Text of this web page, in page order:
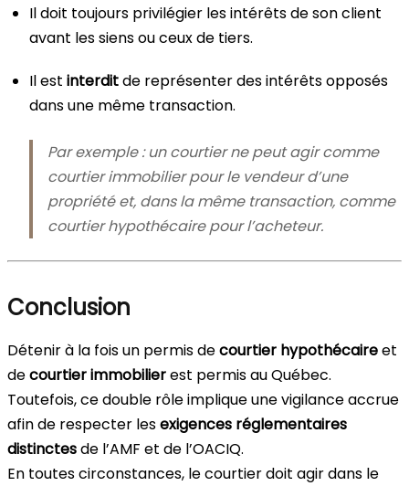
Il doit toujours privilégier les intérêts de son client
avant les siens ou ceux de tiers.
Il est interditde représenter des intérêts opposés
dans une même transaction.
Par exemple : un courtier ne peut agir comme
courtier immobilier pour le vendeur d’une
propriété et, dans la même transaction, comme
courtier hypothécaire pour l’acheteur.
Conclusion
Détenir à la fois un permis decourtier hypothécaireet
decourtier immobilierest permis au Québec.
Toutefois, ce double rôle implique une vigilance accrue
afin de respecter lesexigences réglementaires
distinctesde l’AMF et de l’OACIQ.
En toutes circonstances, le courtier doit agir dans le